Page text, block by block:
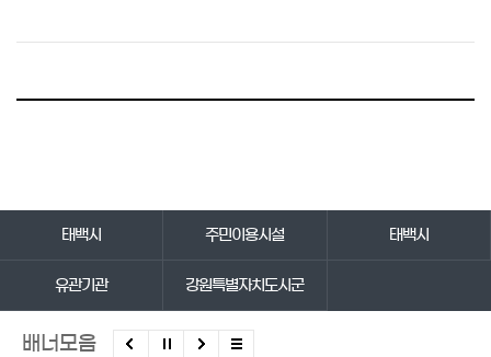
태백시 주민이용시설 태백시
유관기관 강원특별자치도시군
배너모음